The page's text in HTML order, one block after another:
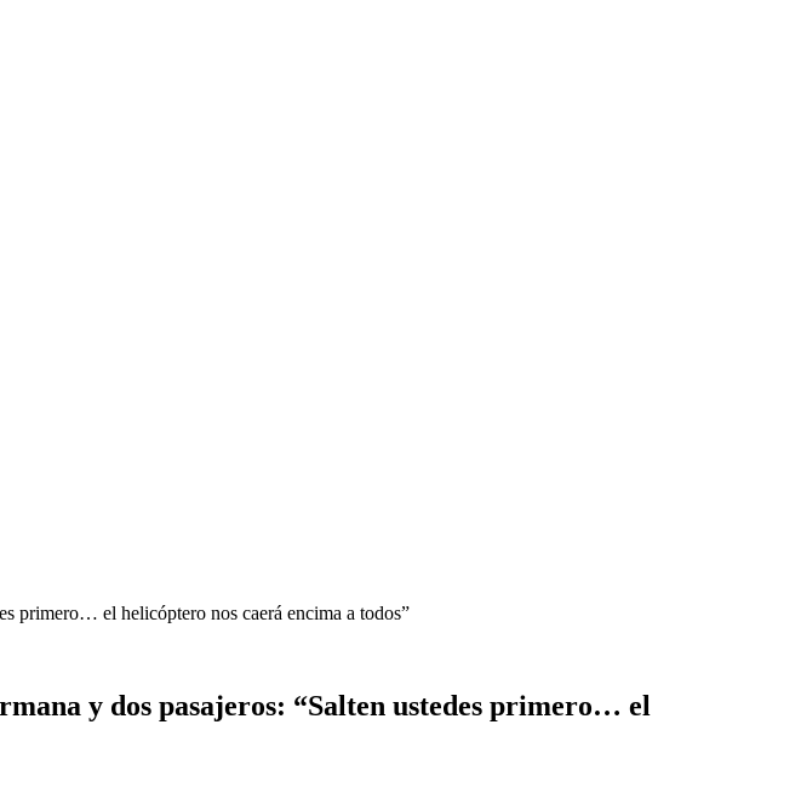
primero… el helicóptero nos caerá encima a todos”
y dos pasajeros: “Salten ustedes primero… el